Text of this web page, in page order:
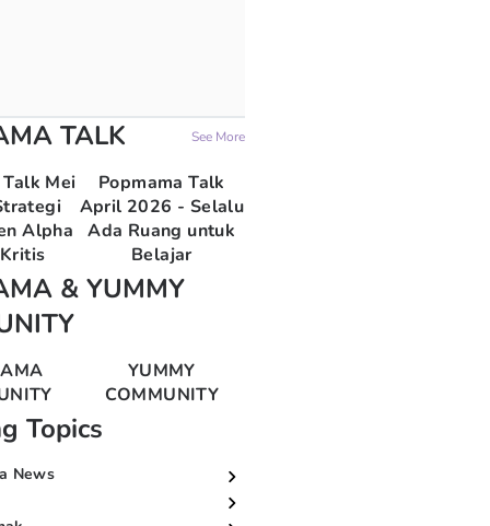
TALK See More
Mei
Alpha
Popmama Talk
April 2026 - Selalu
Ada Ruang untuk
Belajar
& YUMMY
YUMMY
COMMUNITY
Topics
News